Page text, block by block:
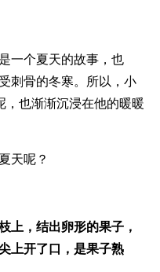
一个夏天的故事，也
刺骨的冬寒。所以，小
，也渐渐沉浸在他的暖暖
天呢？
上，结出卵形的果子，
上开了口，是果子熟